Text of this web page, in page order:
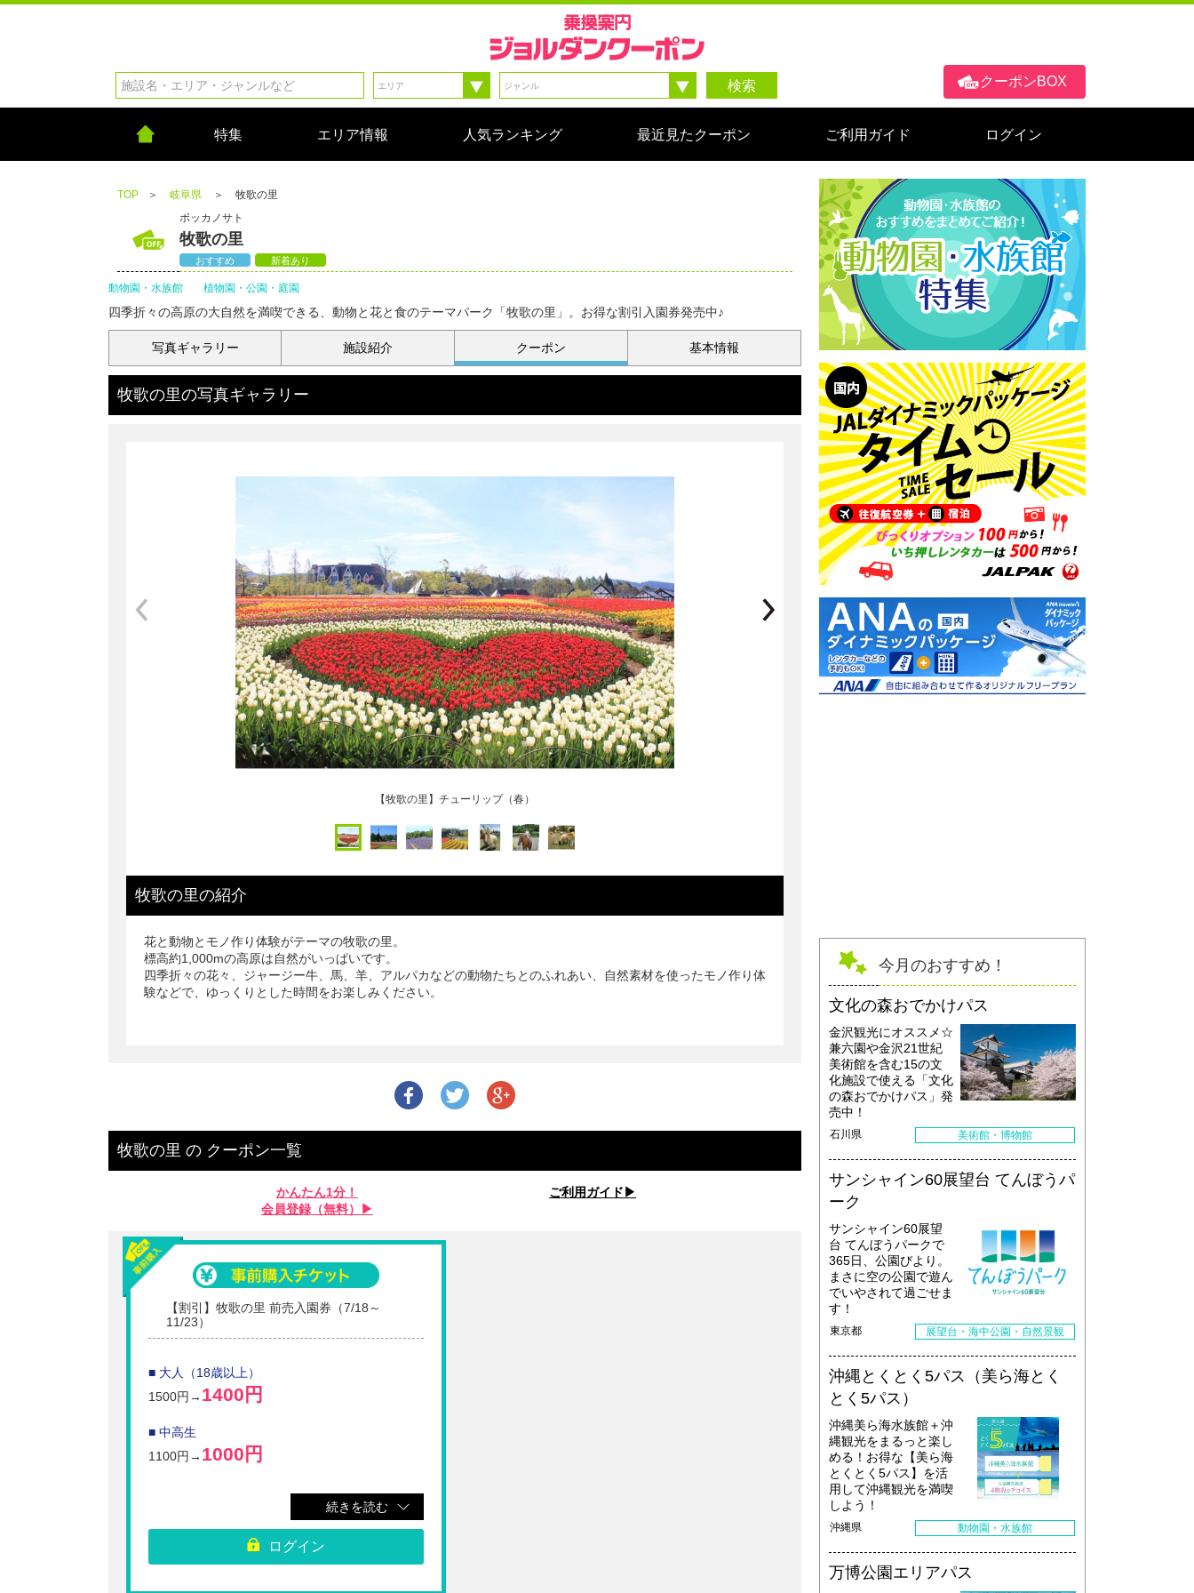
クーポンBOX
検索
特集 エリア情報 人気ランキング 最近見たクーポン ご利用ガイド ログイン
TOP ＞ 岐阜県 ＞
牧歌の里
ボッカノサト
牧歌の里
おすすめ 新着あり
動物園・水族館 植物園・公園・庭園
四季折々の高原の大自然を満喫できる、動物と花と食のテーマパーク「牧歌の里」。お得な割引入園券発売中♪
写真ギャラリー 施設紹介 クーポン 基本情報
牧歌の里の写真ギャラリー
【牧歌の里】教会前花畑（夏）
牧歌の里の紹介
花と動物とモノ作り体験がテーマの牧歌の里。
標高約1,000mの高原は自然がいっぱいです。
四季折々の花々、ジャージー牛、馬、羊、アルパカなどの動物たちとのふれあい、自然素材を使ったモノ作り体
験などで、ゆっくりとした時間をお楽しみください。
牧歌の里 の クーポン一覧
かんたん1分！
会員登録（無料）▶︎
ご利用ガイド▶︎
【割引】牧歌の里 前売入園券（7/18～
11/23）
■ 大人（18歳以上）
1500円→ 1400円
■ 中高生
1100円→ 1000円
■ シニア（65歳以上）
続きを読む
ログイン
今月のおすすめ！
文化の森おでかけパス
金沢観光にオススメ☆
兼六園や金沢21世紀
美術館を含む15の文
化施設で使える「文化
の森おでかけパス」発
売中！
石川県 美術館・博物館
サンシャイン60展望台 てんぼうパ
ーク
サンシャイン60展望
台 てんぼうパークで
365日、公園びより。
まさに空の公園で遊ん
でいやされて過ごせま
す！
東京都 展望台・海中公園・自然景観
沖縄とくとく5パス（美ら海とく
とく5パス）
沖縄美ら海水族館＋沖
縄観光をまるっと楽し
める！お得な【美ら海
とくとく5パス】を活
用して沖縄観光を満喫
しよう！
沖縄県 動物園・水族館
万博公園エリアパス